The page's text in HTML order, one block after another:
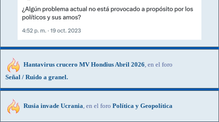
Hantavirus crucero MV Hondius Abril 2026 , en el foro
Señal / Ruido a granel.
Rusia invade Ucrania, en el foro Política y Geopolítica